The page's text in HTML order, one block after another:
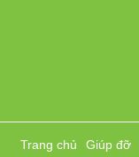
Trang chủ Giúp đỡ